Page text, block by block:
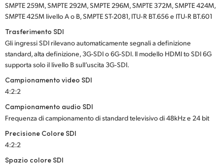
SMPTE 259M, SMPTE 292M, SMPTE 296M, SMPTE 372M, SMPTE 424M,
SMPTE 425M livello A o B, SMPTE ST-2081, ITU‑R BT.656 e ITU‑R BT.601
Trasferimento SDI
Gli ingressi SDI rilevano automaticamente segnali a definizione
standard, alta definizione, 3G-SDI o 6G-SDI. Il modello HDMI to SDI 6G
supporta solo il livello B sull’uscita 3G‑SDI.
Campionamento video SDI
4:2:2
Campionamento audio SDI
Frequenza di campionamento di standard televisivo di 48kHz e 24 bit
Precisione Colore SDI
4:2:2
Spazio colore SDI